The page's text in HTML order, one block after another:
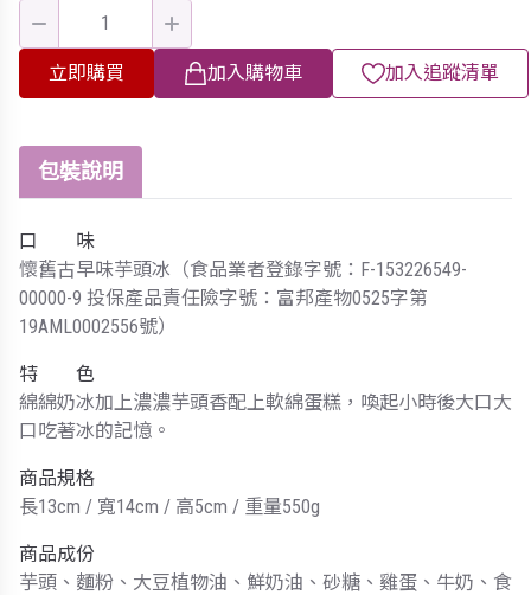
立即購買 加入購物車 加入追蹤清單
包裝說明
口 味
懷舊古早味芋頭冰（食品業者登錄字號：F-153226549-
00000-9 投保產品責任險字號：富邦產物0525字第
19AML0002556號）
特 色
綿綿奶冰加上濃濃芋頭香配上軟綿蛋糕，喚起小時後大口大
口吃著冰的記憶。
商品規格
長13cm / 寬14cm / 高5cm / 重量550g
商品成份
芋頭、麵粉、大豆植物油、鮮奶油、砂糖、雞蛋、牛奶、食